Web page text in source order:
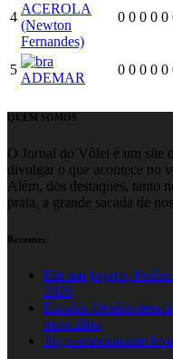
4
ACEROLA
(Newton
Fernandes)
0 0 0 0 0
5
ADEMAR
0 0 0 0 0
QUEM SOMOS
O Jornal do Vôlei é um site
divulgar o que acontece no
Além, dos destaques, tanto
praia, a grande sacada de
Recentes
Em um jogaço,
2026
Estados Unidos
masculina
Jogo emocionante